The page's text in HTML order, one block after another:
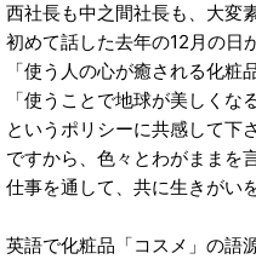
西社長も中之間社長も、大変
初めて話した去年の12月の日
「使う人の心が癒される化粧品
「使うことで地球が美しくな
というポリシーに共感して下
ですから、色々とわがままを
仕事を通して、共に生きがい
英語で化粧品「コスメ」の語